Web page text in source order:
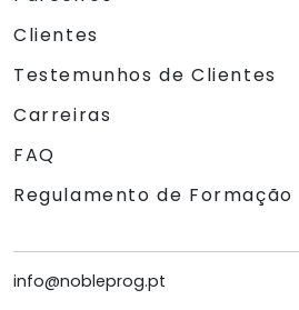
Clientes
Testemunhos de Clientes
Carreiras
FAQ
Regulamento de Formação
info@nobleprog.pt